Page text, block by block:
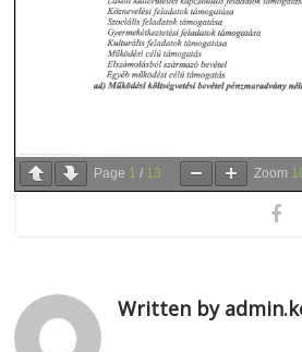
Page 1 / 13 Zoom
Written by